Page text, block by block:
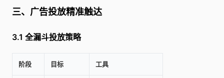
三、广告投放精准触达
3.1 全漏斗投放策略
阶段 目标 工具